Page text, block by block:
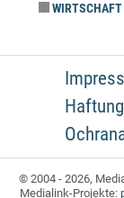
WIRTSCHAFT
© 2004 - 2026,
Medialink-Projekte: